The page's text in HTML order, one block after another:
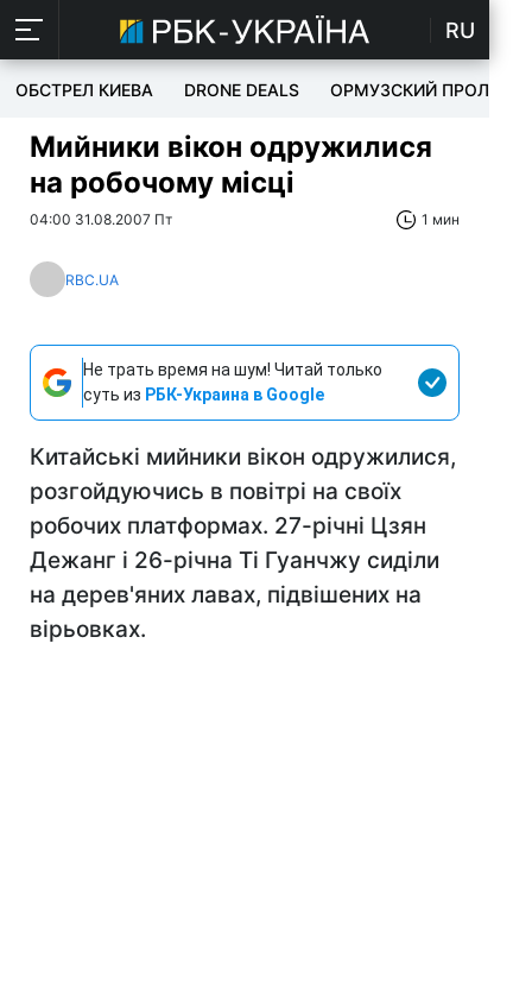
RU
ОБСТРЕЛ КИЕВА DRONE DEALS ОРМУЗСКИЙ ПРОЛИВ
Мийники вікон одружилися
на робочому місці
04:00 31.08.2007 Пт 1 мин
RBC.UA
Не трать время на шум! Читай только
суть из РБК-Украина в Google
Китайські мийники вікон одружилися,
розгойдуючись в повітрі на своїх
робочих платформах. 27-річні Цзян
Дежанг і 26-річна Ті Гуанчжу сиділи
на дерев'яних лавах, підвішених на
вірьовках.